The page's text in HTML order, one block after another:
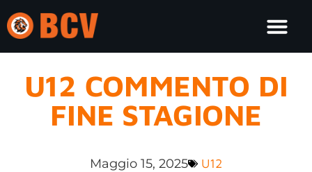
U12 COMMENTO DI
FINE STAGIONE
Maggio 15, 2025 U12